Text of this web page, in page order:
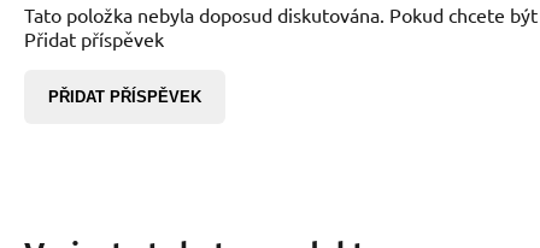
Tato položka nebyla doposud diskutována. Pokud chcete
Přidat příspěvek
PŘIDAT PŘÍSPĚVEK